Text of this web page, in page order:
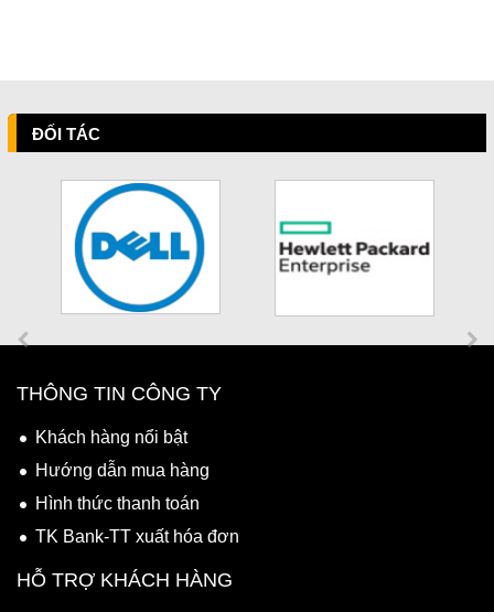
ĐỐI TÁC
THÔNG TIN CÔNG TY
Khách hàng nổi bật
Hướng dẫn mua hàng
Hình thức thanh toán
TK Bank-TT xuất hóa đơn
HỖ TRỢ KHÁCH HÀNG